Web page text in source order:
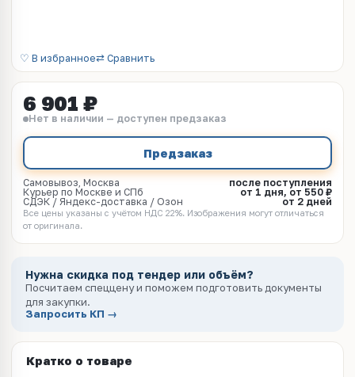
♡ В избранное⇄ Сравнить
6 901 ₽
Нет в наличии — доступен предзаказ
Предзаказ
Самовывоз, Москва
после поступления
Курьер по Москве и СПб
от 1 дня, от 550 ₽
СДЭК / Яндекс-доставка / Озон
от 2 дней
Все цены указаны с учётом НДС 22%. Изображения могут отличаться
от оригинала.
Нужна скидка под тендер или объём?
Посчитаем спеццену и поможем подготовить документы
для закупки.
Запросить КП →
Кратко о товаре